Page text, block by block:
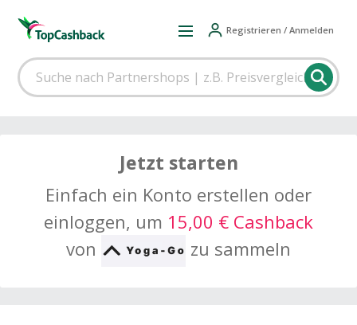
Registrieren / Anmelden
Jetzt starten
Einfach ein Konto erstellen oder
einloggen, um 15,00 € Cashback
von
zu sammeln